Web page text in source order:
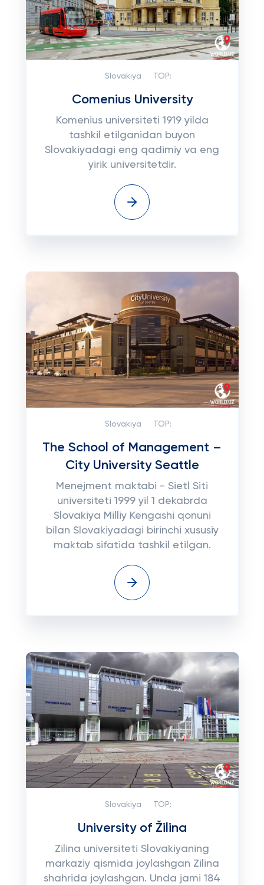
Slovakiya TOP:
Comenius University
Komenius universiteti 1919 yilda
tashkil etilganidan buyon
Slovakiyadagi eng qadimiy va eng
yirik universitetdir.
Slovakiya TOP:
The School of Management –
City University Seattle
Menejment maktabi - Sietl Siti
universiteti 1999 yil 1 dekabrda
Slovakiya Milliy Kengashi qonuni
bilan Slovakiyadagi birinchi xususiy
maktab sifatida tashkil etilgan.
Slovakiya TOP:
University of Žilina
Zilina universiteti Slovakiyaning
markaziy qismida joylashgan Zilina
shahrida joylashgan. Unda jami 184